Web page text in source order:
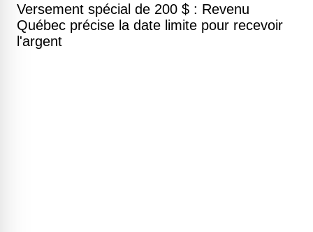
Versement spécial de 200 $ : Revenu
Québec précise la date limite pour recevoir
l'argent